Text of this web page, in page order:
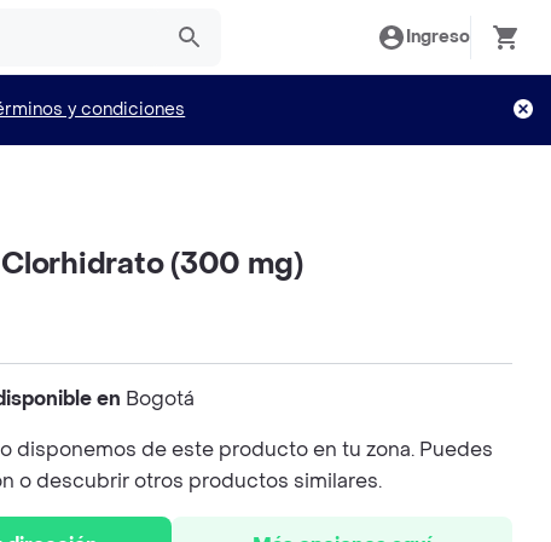
Ingreso
y condiciones
(300 mg)
en Bogotá
disponemos de este producto en tu zona. Puedes
o descubrir otros productos similares.